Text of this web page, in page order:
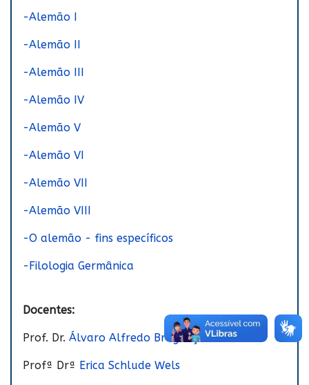
-Alemão I
-Alemão II
-Alemão III
-Alemão IV
-Alemão V
-Alemão VI
-Alemão VII
-Alemão VIII
-O alemão - fins específicos
-Filologia Germânica
Docentes:
Prof. Dr. Álvaro Alfredo Bragança Junior
Profª Drª Erica Schlude Wels